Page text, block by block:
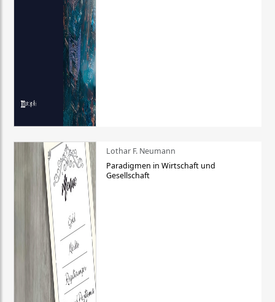
Lothar F. Neumann
Paradigmen in Wirtschaft und
Gesellschaft